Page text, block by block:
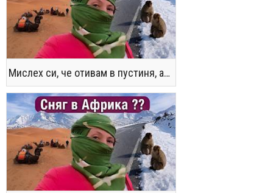
Мислех си, че отивам в пустиня, а се озовах в снега !! / Not the Morocco You Know